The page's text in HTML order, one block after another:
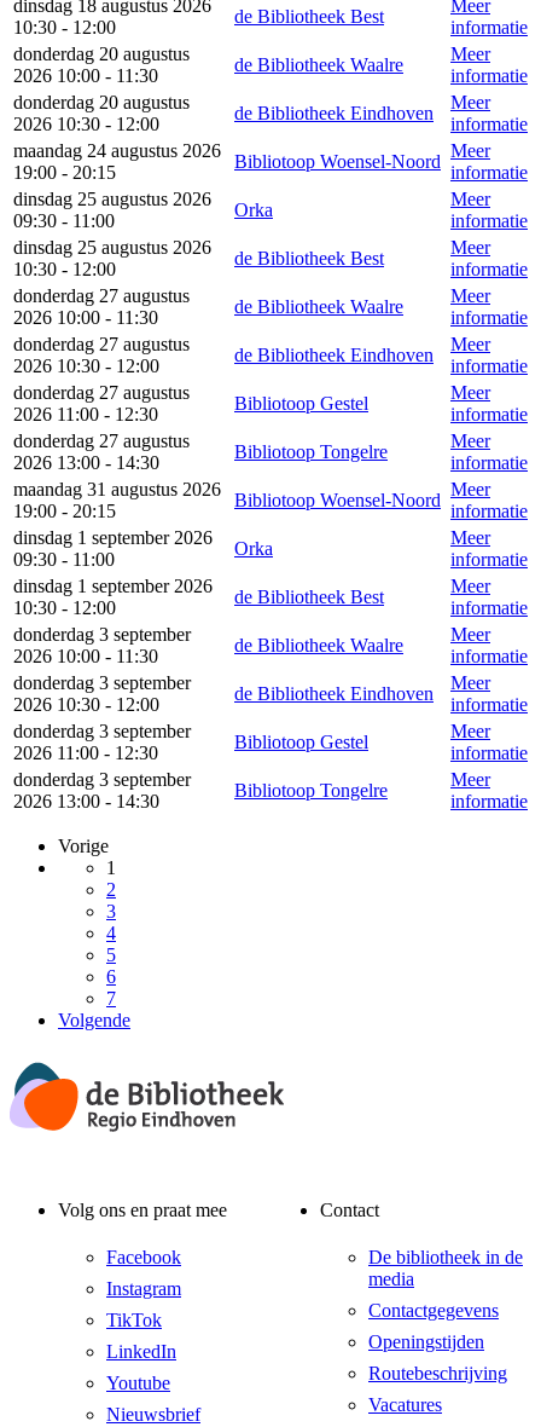
dinsdag 18 augustus 2026
10:30 - 12:00
de Bibliotheek Best
Meer
informatie
donderdag 20 augustus
2026 10:00 - 11:30
de Bibliotheek Waalre
Meer
informatie
donderdag 20 augustus
2026 10:30 - 12:00
de Bibliotheek Eindhoven
Meer
informatie
maandag 24 augustus 2026
19:00 - 20:15
Bibliotoop Woensel-Noord
Meer
informatie
dinsdag 25 augustus 2026
09:30 - 11:00
Orka
Meer
informatie
dinsdag 25 augustus 2026
10:30 - 12:00
de Bibliotheek Best
Meer
informatie
donderdag 27 augustus
2026 10:00 - 11:30
de Bibliotheek Waalre
Meer
informatie
donderdag 27 augustus
2026 10:30 - 12:00
de Bibliotheek Eindhoven
Meer
informatie
donderdag 27 augustus
2026 11:00 - 12:30
Bibliotoop Gestel
Meer
informatie
donderdag 27 augustus
2026 13:00 - 14:30
Bibliotoop Tongelre
Meer
informatie
maandag 31 augustus 2026
19:00 - 20:15
Bibliotoop Woensel-Noord
Meer
informatie
dinsdag 1 september 2026
09:30 - 11:00
Orka
Meer
informatie
dinsdag 1 september 2026
10:30 - 12:00
de Bibliotheek Best
Meer
informatie
donderdag 3 september
2026 10:00 - 11:30
de Bibliotheek Waalre
Meer
informatie
donderdag 3 september
2026 10:30 - 12:00
de Bibliotheek Eindhoven
Meer
informatie
donderdag 3 september
2026 11:00 - 12:30
Bibliotoop Gestel
Meer
informatie
donderdag 3 september
2026 13:00 - 14:30
Bibliotoop Tongelre
Meer
informatie
Vorige
1
2
3
4
5
6
7
Volgende
Volg ons en praat mee
Facebook
Instagram
TikTok
LinkedIn
Youtube
Nieuwsbrief
Contact
De bibliotheek in de
media
Contactgegevens
Openingstijden
Routebeschrijving
Vacatures